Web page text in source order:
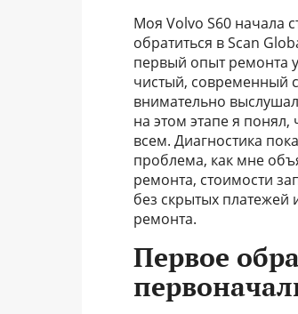
Моя Volvo S60 начала
обратиться в Scan
первый опыт ремонта
чистый, современный
внимательно
на этом этапе я
всем. Диагностика
проблема, как мне
ремонта, стоимости
без скрытых
ремонта.
Первое